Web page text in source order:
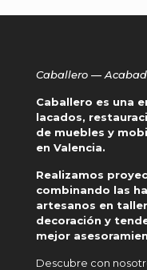
Caballero —
Caballero es una
lacados,
de muebles y
en Valencia.
Realizamos
combinando las
artesanos en
decoración y
mejor
Descubre con